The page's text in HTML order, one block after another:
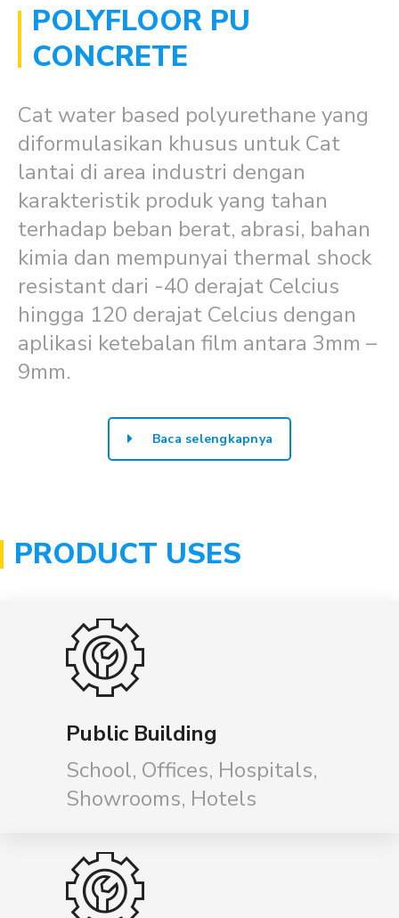
POLYFLOOR PU
CONCRETE
Cat water based polyurethane yang
diformulasikan khusus untuk Cat
lantai di area industri dengan
karakteristik produk yang tahan
terhadap beban berat, abrasi, bahan
kimia dan mempunyai thermal shock
resistant dari -40 derajat Celcius
hingga 120 derajat Celcius dengan
aplikasi ketebalan film antara 3mm –
9mm.
Baca selengkapnya
PRODUCT USES
Public Building
School, Offices, Hospitals,
Showrooms, Hotels